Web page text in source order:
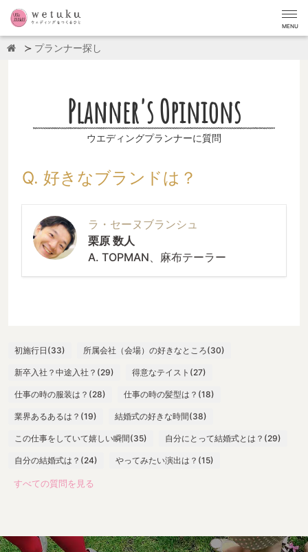
MENU
プランナー探し
Planner's Opinions
ウエディングプランナーに質問
Q. 好きなブランドは？
ラ・セーヌブランシュ
栗原 数人
A. TOPMAN、麻布テーラー
初施行日(33) 所属会社（会場）の好きなところ(30)
新卒入社？中途入社？(29) 得意なテイスト(27)
仕事の時の服装は？(28) 仕事の時の髪型は？(18)
業界あるあるは？(19) 結婚式の好きな時間(38)
この仕事をしていて嬉しい瞬間(35) 自分にとって結婚式とは？(29)
自分の結婚式は？(24) やってみたい演出は？(15)
すべての質問を見る
よく身につけているスカーフの色(10) 打ち合わせ必須アイテム(24)